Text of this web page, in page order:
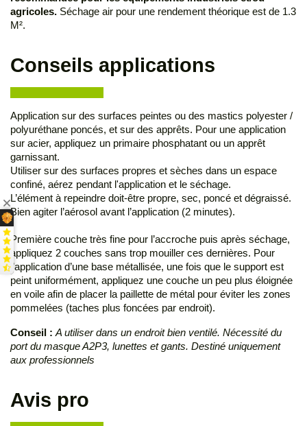
agricoles. Séchage air pour une rendement théorique est de 1.3
M².
Conseils applications
Application sur des surfaces peintes ou des mastics polyester /
polyuréthane poncés, et sur des apprêts. Pour une application
sur acier, appliquez un primaire phosphatant ou un apprêt
garnissant.
Utiliser sur des surfaces propres et sèches dans un espace
confiné, aérez pendant l'application et le séchage.
L’élément à repeindre doit-être propre, sec, poncé et dégraissé.
Bien agiter l’aérosol avant l’application (2 minutes).
Première couche très fine pour l’accroche puis après séchage,
appliquez 2 couches sans trop mouiller ces dernières. Pour
l’application d’une base métallisée, une fois que le support est
peint uniformément, appliquez une couche un peu plus éloignée
en voile afin de placer la paillette de métal pour éviter les zones
pommelées (taches plus foncées par endroit).
Conseil :A utiliser dans un endroit bien ventilé. Nécessité du
port du masque A2P3, lunettes et gants. Destiné uniquement
aux professionnels
Avis pro